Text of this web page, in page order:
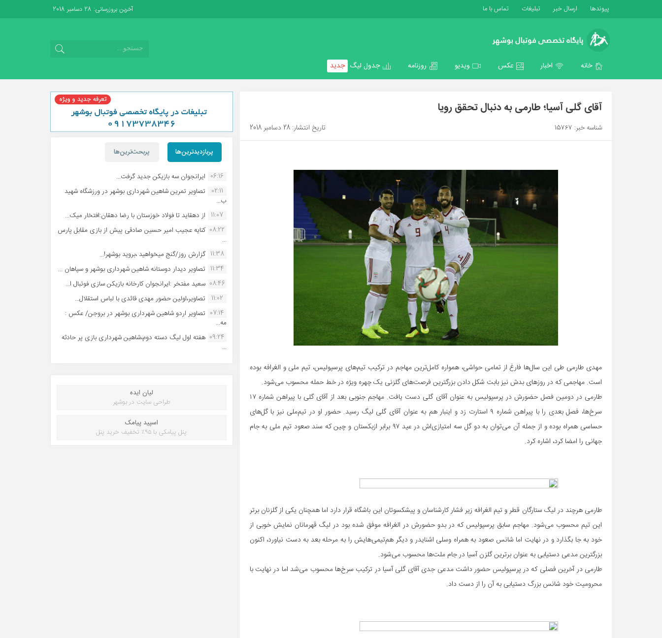
پیوندها ارسال خبر تبلیغات تماس با ما آخرین بروزرسانی: 28 دسامبر 2018
خانه اخبار عکس ویدیو روزنامه جدول لیگ جدید
آقای گلی آسیا؛ طارمی به دنبال تحقق رویا
شناسه خبر: 15767 تاریخ انتشار: 28 دسامبر 2018
مهدی طارمی طی این سال‌ها فارغ از تمامی حواشی، همواره کامل‌ترین مهاجم در ترکیب تیم‌های پرسپولیس، تیم ملی و الغرافه بوده
است. مهاجمی که در روزهای بدش نیز بابت شکل دادن بزرگترین فرصت‌های گلزنی یک چهره ویژه در خط حمله محسوب می‌شود.
طارمی در دومین فصل حضورش در پرسپولیس به عنوان آقای گلی دست یافت. مهاجم جنوبی بعد از آقای گلی با پیراهن شماره ۱۷
سرخ‌ها، فصل بعدی را با پیراهن شماره ۹ استارت زد و اینبار هم به عنوان آقای گلی لیگ رسید. حضور او در تیم‌ملی نیز با گل‌های
حساسی همراه بوده و از جمله آن می‌توان به دو گل سه امتیازی‌اش در عید ۹۷ برابر ازبکستان و چین که سند صعود تیم ملی به جام
جهانی را امضا کرد، اشاره کرد.
طارمی هرچند در لیگ ستارگان قطر و تیم الغرافه زیر فشار کارشناسان و پیشکسوتان این باشگاه قرار دارد اما همچنان یکی از گلزنان برتر
این تیم محسوب می‌شود. مهاجم سابق پرسپولیس که در بدو حضورش در الغرافه موفق شده بود در لیگ قهرمانان نمایش خوبی از
خود به جا بگذارد و در نهایت اما شانس صعود به همراه وسلی اشنایدر و دیگر هم‌تیمی‌هایش را به مرحله بعد به دست نیاورد، اکنون
بزرگترین مدعی دستیابی به عنوان برترین گلزن آسیا در جام ملت‌ها محسوب می‌شود.
طارمی در آخرین فصلی که در پرسپولیس حضور داشت مدعی جدی آقای گلی آسیا در ترکیب سرخ‌ها محسوب می‌شد اما در نهایت با
محرومیت خود شانس بزرگ دستیابی به آن را از دست داد.
پربازدیدترین‌ها پربحث‌ترین‌ها
06:16 ایرانجوان سه بازیکن جدید گرفت...
02:11
تصاویر تمرین شاهین شهردارى بوشهر در ورزشگاه شهید
ب...
11:07 از دهقاید تا فولاد خوزستان با رضا دهقان:افتخار میک...
08:22 کنایه عجیب امیر حسین صادقی پیش از بازی مقابل پارس
...
11:38 گزارش روز/گنج میخواهید ،بروید بوشهر!...
11:34 تصاویر دیدار دوستانه شاهین شهردارى بوشهر و سپاهان ...
08:46 سعید مفتخر :ایرانجوان کارخانه بازیکن سازی فوتبال ا...
11:02
تصاویر،اولین حضور مهدی قائدی با لباس استقلال...
07:14 تصاویر اردو شاهین شهرداری بوشهر در بروجن/ عکس :
مه...
09:24 هفته اول لیگ دسته دوم،شاهین شهرداری بازی پر حادثه
...
لیان ایده
طراحی سایت در بوشهر
اسپید پیامک
پنل پیامکی با ۹۵٪ تخفیف خرید پنل